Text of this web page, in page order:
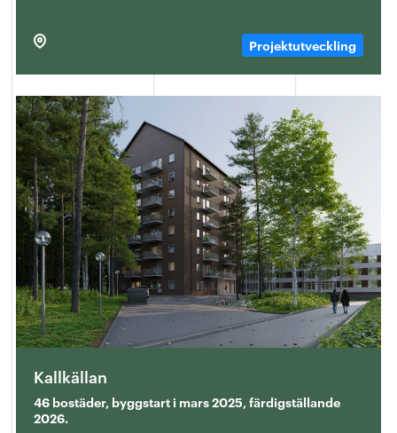
Projektutveckling
Kallkällan
46 bostäder, byggstart i mars 2025, färdigställande
2026.